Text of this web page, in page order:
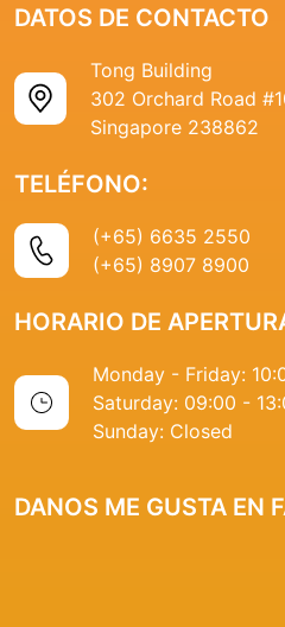
DATOS DE CONTACTO
Tong Building
302 Orchard Road
Singapore 238862
TELÉFONO:
(+65) 6635 2550
(+65) 8907 8900
HORARIO DE
Monday - Friday:
Saturday: 09:00 -
Sunday: Closed
DANOS ME GUSTA EN